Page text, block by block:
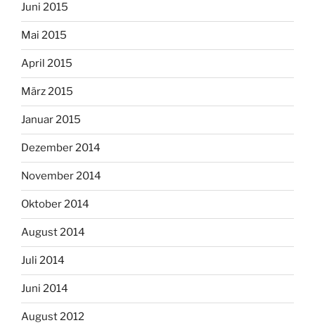
Juni 2015
Mai 2015
April 2015
März 2015
Januar 2015
Dezember 2014
November 2014
Oktober 2014
August 2014
Juli 2014
Juni 2014
August 2012